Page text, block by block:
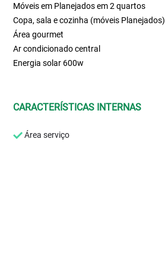
Móveis em Planejados em 2 quartos
Copa, sala e cozinha (móveis Planejados)
Área gourmet
Ar condicionado central
Energia solar 600w
CARACTERÍSTICAS INTERNAS
Área serviço